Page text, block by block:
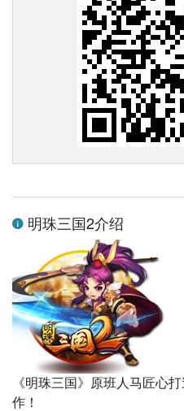
明珠三国2介绍
《明珠三国》原班人马匠心
作！